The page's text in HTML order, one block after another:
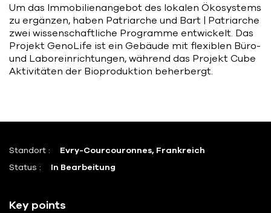
Um das Immobilienangebot des lokalen Ökosystems
zu ergänzen, haben Patriarche und Bart | Patriarche
zwei wissenschaftliche Programme entwickelt. Das
Projekt GenoLife ist ein Gebäude mit flexiblen Büro-
und Laboreinrichtungen, während das Projekt Cube
Aktivitäten der Bioproduktion beherbergt.
Standort :
Evry-Courcouronnes, Frankreich
Status :
In Bearbeitung
Key points